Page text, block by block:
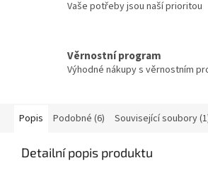
Vaše potřeby jsou naší prioritou
Věrnostní program
Výhodné nákupy s věrnostním
Popis Podobné (6) Související soubory
Detailní popis produktu